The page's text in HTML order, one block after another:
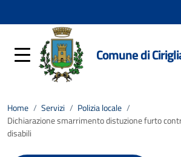
Comune di
Home / Servizi / Polizia locale /
Dichiarazione smarrimento distuzione furto
disabili